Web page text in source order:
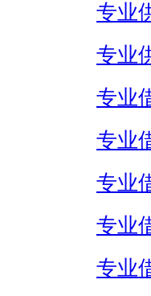
专业
专业
专业
专业
专业
专业
专业